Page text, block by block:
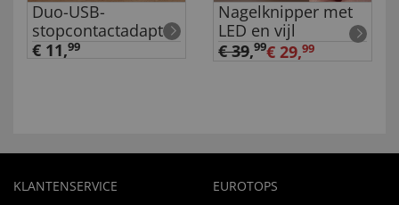
Duo-USB-
stopcontactadapter
€ 11,99
Nagelknipper met
LED en vijl
€ 39,99€ 29,99
KLANTENSERVICE EUROTOPS